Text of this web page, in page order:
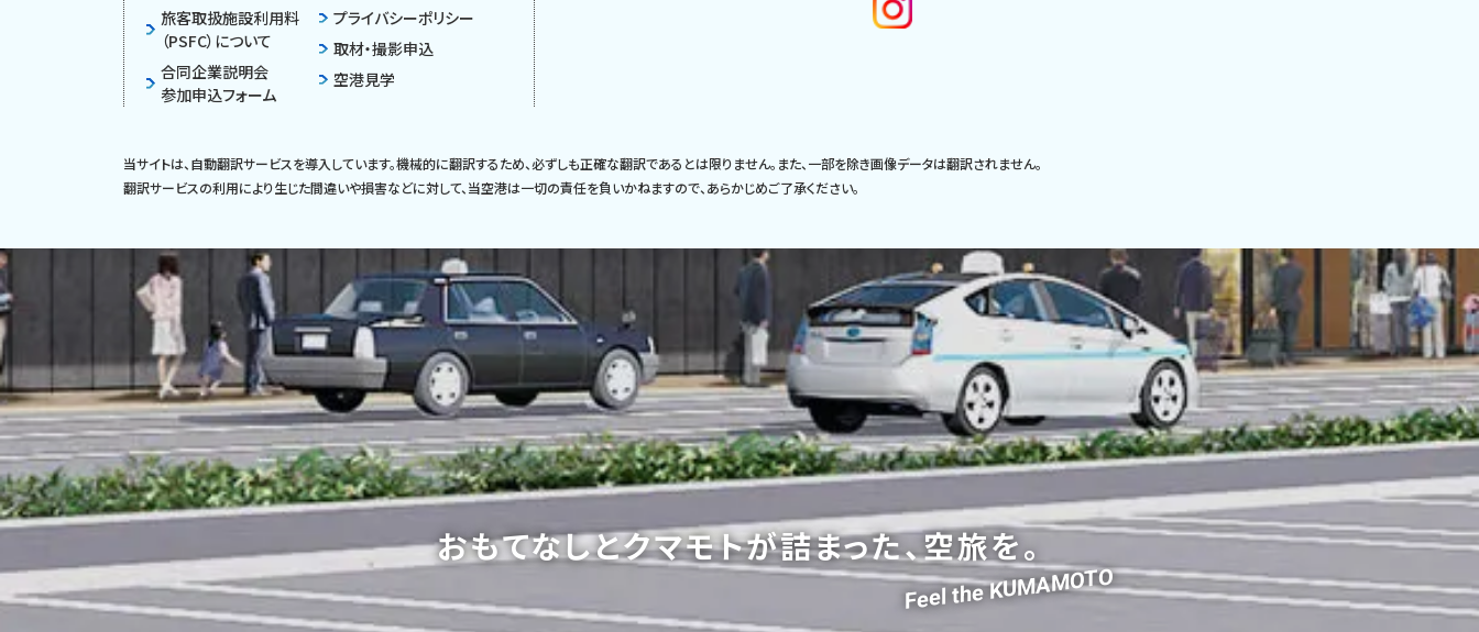
旅客取扱施設利用料
（PSFC）について
合同企業説明会
参加申込フォーム
プライバシーポリシー
取材・撮影申込
空港見学
当サイトは、自動翻訳サービスを導入しています。機械的に翻訳するため、必ずしも正確な翻訳であるとは限りません。また、一部を除き画像データは翻訳されません。
翻訳サービスの利用により生じた間違いや損害などに対して、当空港は一切の責任を負いかねますので、あらかじめご了承ください。
おもてなしとクマモトが詰まった、空旅を。
Feel the KUMAMOTO